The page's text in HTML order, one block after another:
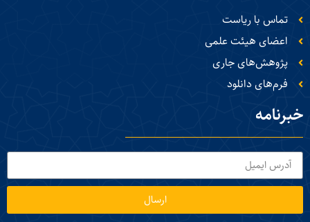
تماس با ریاست
اعضای هیئت علمی
پژوهش‌های جاری
فرم‌های دانلود
خبرنامه
ارسال